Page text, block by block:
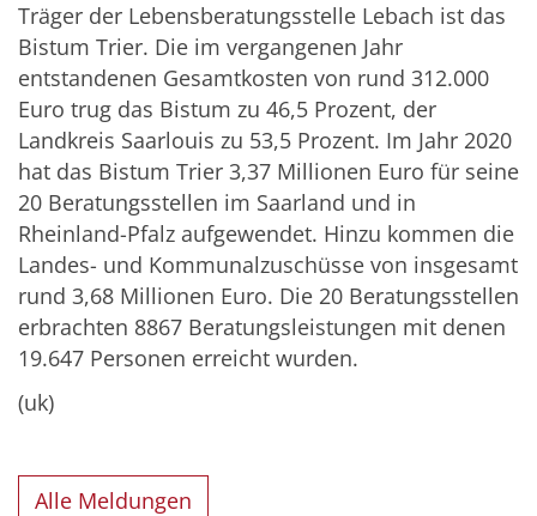
Träger der Lebensberatungsstelle Lebach ist das
Bistum Trier. Die im vergangenen Jahr
entstandenen Gesamtkosten von rund 312.000
Euro trug das Bistum zu 46,5 Prozent, der
Landkreis Saarlouis zu 53,5 Prozent. Im Jahr 2020
hat das Bistum Trier 3,37 Millionen Euro für seine
20 Beratungsstellen im Saarland und in
Rheinland-Pfalz aufgewendet. Hinzu kommen die
Landes- und Kommunalzuschüsse von insgesamt
rund 3,68 Millionen Euro. Die 20 Beratungsstellen
erbrachten 8867 Beratungsleistungen mit denen
19.647 Personen erreicht wurden.
(uk)
Alle Meldungen